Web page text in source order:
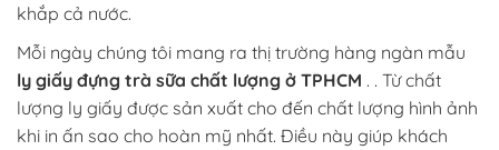
khắp cả nước.
Mỗi ngày chúng tôi mang ra thị trường hàng ngàn mẫu
ly giấy đựng trà sữa chất lượng ở TPHCM . . Từ chất
lượng ly giấy được sản xuất cho đến chất lượng hình ảnh
khi in ấn sao cho hoàn mỹ nhất. Điều này giúp khách